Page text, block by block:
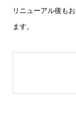
リニューアル後も
ます。